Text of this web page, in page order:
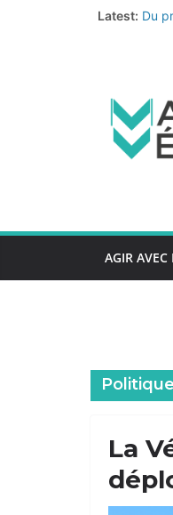
Latest: Du
AGIR AVEC
La